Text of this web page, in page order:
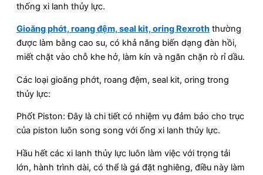
thống xi lanh thủy lực.
Gioăng phớt, roang đệm, seal kit, oring Rexroth thường
được làm bằng cao su, có khả năng biến dạng đàn hồi,
miết chặt vào chỗ khe hở, làm kín và ngăn chặn rò rỉ dầu.
Các loại gioăng phớt, roang đệm, seal kit, oring trong
thủy lực:
Phốt Piston: Đây là chi tiết có nhiệm vụ đảm bảo cho trục
của piston luôn song song với ống xi lanh thủy lực.
Hầu hết các xi lanh thủy lực luôn làm việc với trọng tải
lớn, hành trình dài, có thể là gá đặt nghiêng, điều này làm